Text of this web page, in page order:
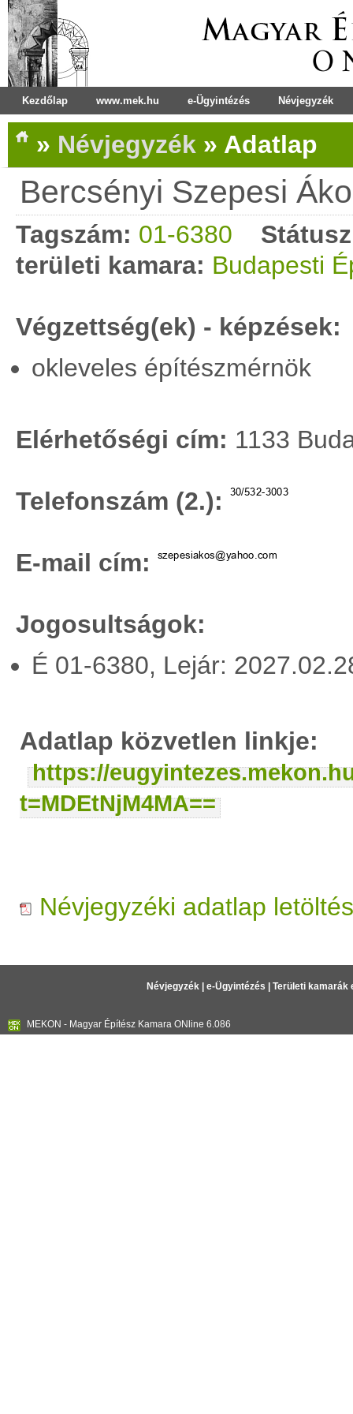
Kezdőlap www.mek.hu e-Ügyintézés Névjegyzék
» Névjegyzék » Adatlap
Bercsényi Szepesi
Tagszám: 01-6380
területi kamara: Budapesti
Végzettség(ek) - képzések:
okleveles építészmérnök
Elérhetőségi cím: 1133
Telefonszám (2.):
E-mail cím:
Jogosultságok:
É 01-6380, Lejár:
Adatlap közvetlen linkje:
https://
t=MDEtNjM4MA==
Névjegyzéki adatlap
Névjegyzék| e-Ügyintézés Területi kamarák
MEKON - Magyar Építész Kamara ONline 6.086